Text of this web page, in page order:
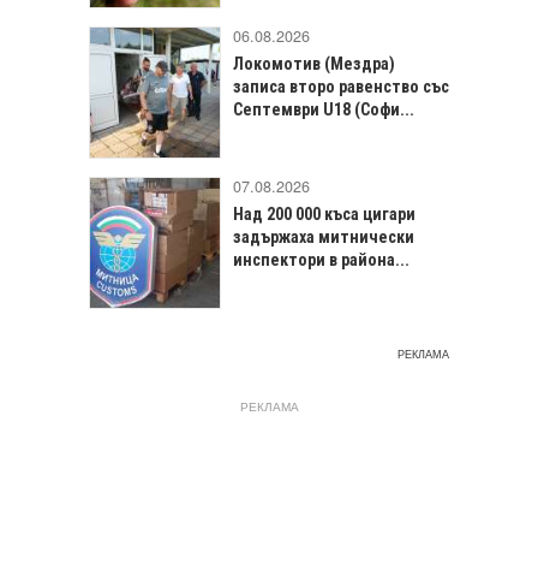
06.08.2026
Локомотив (Мездра)
записа второ равенство със
Септември U18 (Софи...
07.08.2026
Над 200 000 къса цигари
задържаха митнически
инспектори в района...
РЕКЛАМА
РЕКЛАМА